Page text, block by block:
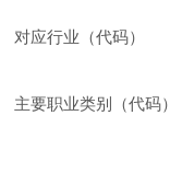
对应行业（代码）
主要职业类别（代码）